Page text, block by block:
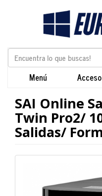
Menú Acceso
SAI Online
Twin Pro2/
Salidas/